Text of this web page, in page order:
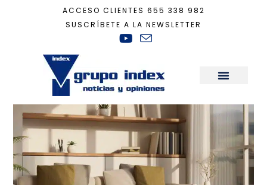
ACCESO CLIENTES 655 338 982
SUSCRÍBETE A LA NEWSLETTER
Decoración